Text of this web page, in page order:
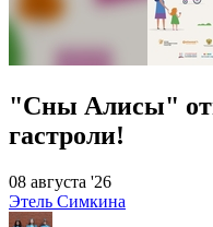
"Сны Алисы"
гастроли!
08 августа '26
Этель Симкина